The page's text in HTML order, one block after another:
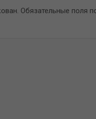
Обязательные поля